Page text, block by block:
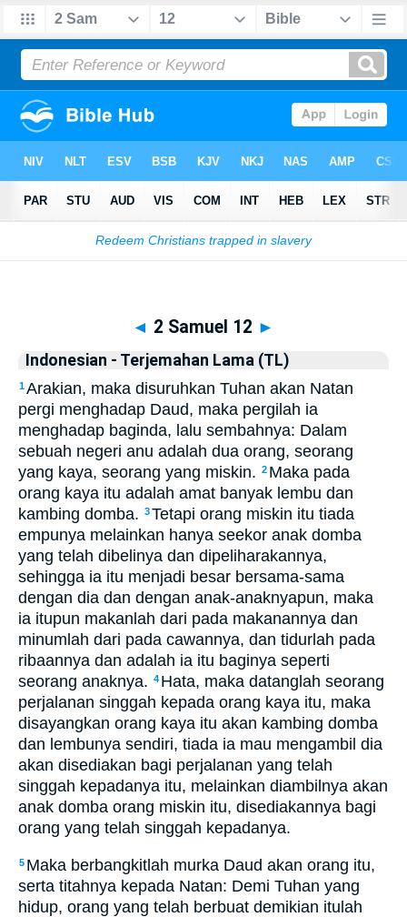
Biblia>Indonesian - Terjemahan Lama (TL)> 2 Samuel 12
◄ 2 Samuel 12 ►
Indonesian - Terjemahan Lama (TL)
1Arakian, maka disuruhkan Tuhan akan Natan
pergi menghadap Daud, maka pergilah ia
menghadap baginda, lalu sembahnya: Dalam
sebuah negeri anu adalah dua orang, seorang
yang kaya, seorang yang miskin. 2 Maka pada
orang kaya itu adalah amat banyak lembu dan
kambing domba. 3Tetapi orang miskin itu tiada
empunya melainkan hanya seekor anak domba
yang telah dibelinya dan dipeliharakannya,
sehingga ia itu menjadi besar bersama-sama
dengan dia dan dengan anak-anaknyapun, maka
ia itupun makanlah dari pada makanannya dan
minumlah dari pada cawannya, dan tidurlah pada
ribaannya dan adalah ia itu baginya seperti
seorang anaknya. 4 Hata, maka datanglah seorang
perjalanan singgah kepada orang kaya itu, maka
disayangkan orang kaya itu akan kambing domba
dan lembunya sendiri, tiada ia mau mengambil dia
akan disediakan bagi perjalanan yang telah
singgah kepadanya itu, melainkan diambilnya akan
anak domba orang miskin itu, disediakannya bagi
orang yang telah singgah kepadanya.
5 Maka berbangkitlah murka Daud akan orang itu,
serta titahnya kepada Natan: Demi Tuhan yang
hidup, orang yang telah berbuat demikian itulah